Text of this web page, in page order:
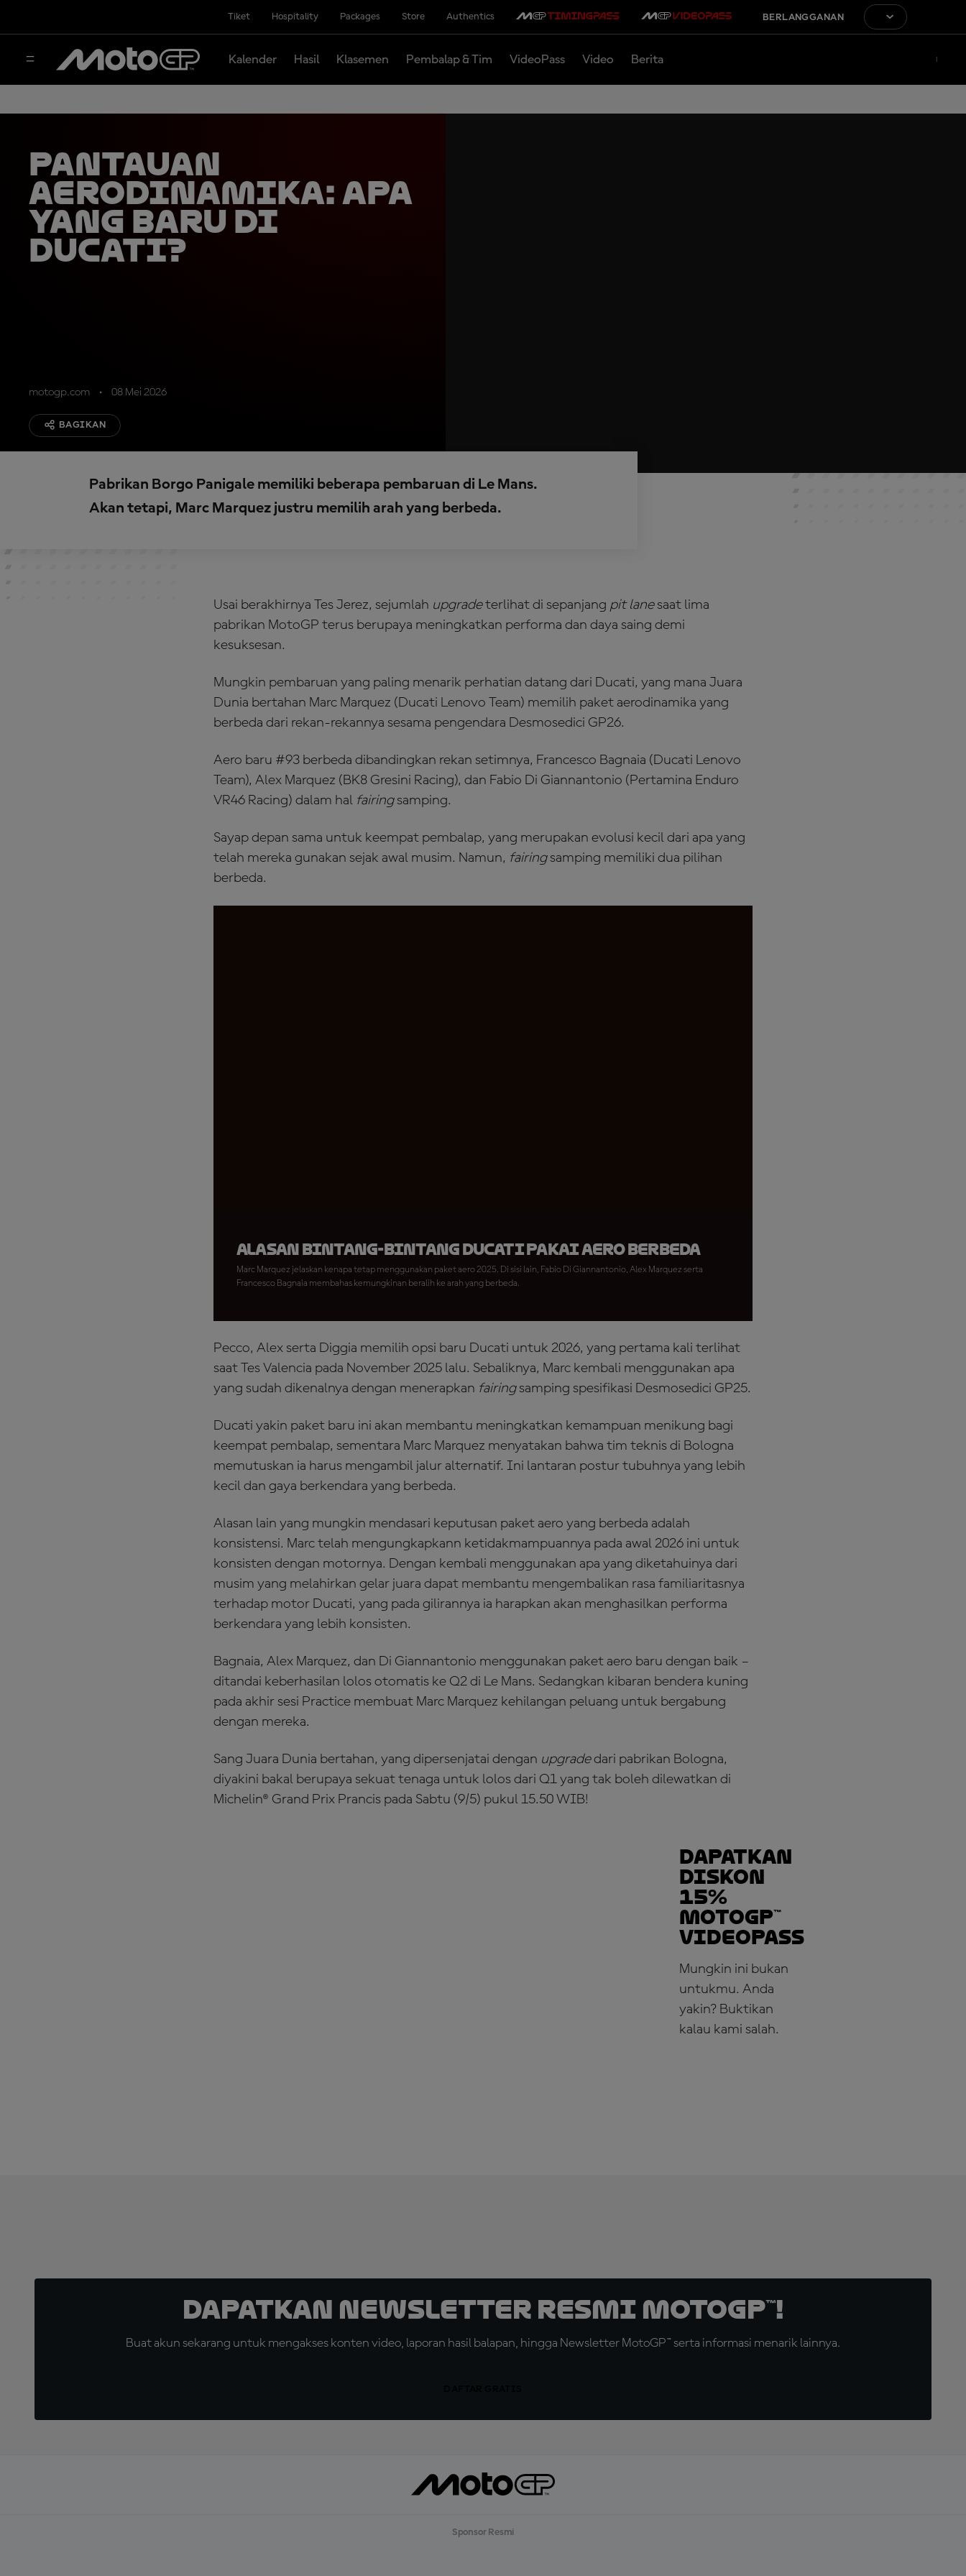
Tiket Hospitality Packages Store Authentics BERLANGGANAN
Kalender Hasil Klasemen Pembalap & Tim VideoPass Video Berita
Pantauan
Aerodinamika: Apa
yang Baru di
Ducati?
motogp.com 08 Mei 2026
BAGIKAN
Pabrikan Borgo Panigale memiliki beberapa pembaruan di Le Mans.
Akan tetapi, Marc Marquez justru memilih arah yang berbeda.
Usai berakhirnya Tes Jerez, sejumlah upgradeterlihat di sepanjang pit lanesaat lima
pabrikan MotoGP terus berupaya meningkatkan performa dan daya saing demi
kesuksesan.
Mungkin pembaruan yang paling menarik perhatian datang dari Ducati, yang mana Juara
Dunia bertahan Marc Marquez (Ducati Lenovo Team) memilih paket aerodinamika yang
berbeda dari rekan-rekannya sesama pengendara Desmosedici GP26.
Aero baru #93 berbeda dibandingkan rekan setimnya, Francesco Bagnaia (Ducati Lenovo
Team), Alex Marquez (BK8 Gresini Racing), dan Fabio Di Giannantonio (Pertamina Enduro
VR46 Racing) dalam hal fairingsamping.
Sayap depan sama untuk keempat pembalap, yang merupakan evolusi kecil dari apa yang
telah mereka gunakan sejak awal musim. Namun, fairingsamping memiliki dua pilihan
berbeda.
Alasan Bintang-bintang Ducati Pakai Aero Berbeda
Marc Marquez jelaskan kenapa tetap menggunakan paket aero 2025. Di sisi lain, Fabio Di Giannantonio, Alex Marquez serta
Francesco Bagnaia membahas kemungkinan beralih ke arah yang berbeda.
Pecco, Alex serta Diggia memilih opsi baru Ducati untuk 2026, yang pertama kali terlihat
saat Tes Valencia pada November 2025 lalu. Sebaliknya, Marc kembali menggunakan apa
yang sudah dikenalnya dengan menerapkan fairingsamping spesifikasi Desmosedici GP25.
Ducati yakin paket baru ini akan membantu meningkatkan kemampuan menikung bagi
keempat pembalap, sementara Marc Marquez menyatakan bahwa tim teknis di Bologna
memutuskan ia harus mengambil jalur alternatif. Ini lantaran postur tubuhnya yang lebih
kecil dan gaya berkendara yang berbeda.
Alasan lain yang mungkin mendasari keputusan paket aero yang berbeda adalah
konsistensi. Marc telah mengungkapkann ketidakmampuannya pada awal 2026 ini untuk
konsisten dengan motornya. Dengan kembali menggunakan apa yang diketahuinya dari
musim yang melahirkan gelar juara dapat membantu mengembalikan rasa familiaritasnya
terhadap motor Ducati, yang pada gilirannya ia harapkan akan menghasilkan performa
berkendara yang lebih konsisten.
Bagnaia, Alex Marquez, dan Di Giannantonio menggunakan paket aero baru dengan baik –
ditandai keberhasilan lolos otomatis ke Q2 di Le Mans. Sedangkan kibaran bendera kuning
pada akhir sesi Practice membuat Marc Marquez kehilangan peluang untuk bergabung
dengan mereka.
Sang Juara Dunia bertahan, yang dipersenjatai dengan upgradedari pabrikan Bologna,
diyakini bakal berupaya sekuat tenaga untuk lolos dari Q1 yang tak boleh dilewatkan di
Michelin® Grand Prix Prancis pada Sabtu (9/5) pukul 15.50 WIB!
Dapatkan
Diskon
15%
MotoGP™
VideoPass
Mungkin ini bukan
untukmu. Anda
yakin? Buktikan
kalau kami salah.
Dapatkan Newsletter Resmi MotoGP™!
Buat akun sekarang untuk mengakses konten video, laporan hasil balapan, hingga Newsletter MotoGP™ serta informasi menarik lainnya.
Sponsor Resmi